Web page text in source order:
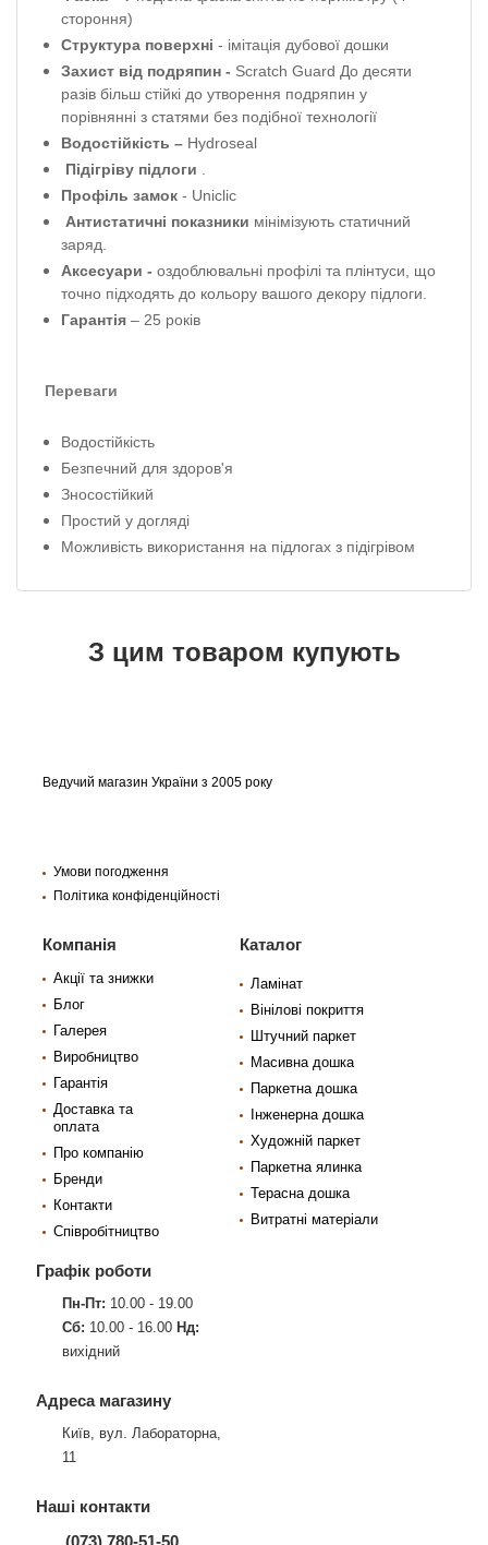
стороння)
Структура поверхні - імітація дубової дошки
Захист від подряпин - Scratch Guard До десяти
разів більш стійкі до утворення подряпин у
порівнянні з статями без подібної технології
Водостійкість – Hydroseal
Підігріву підлоги
Профіль замок - Uniclic
Антистатичні показники мінімізують статичний
заряд.
Аксесуари - оздоблювальні профілі та плінтуси, що
точно підходять до кольору вашого декору підлоги.
Гарантія – 25 років
Переваги
Водостійкість
Безпечний для здоров'я
Зносостійкий
Простий у догляді
Можливість використання на підлогах з підігрівом
З цим товаром купують
Ведучий магазин України з 2005 року
Умови погодження
Політика конфіденційності
Компанія
Акції та знижки
Блог
Галерея
Виробництво
Гарантія
Доставка та
оплата
Про компанію
Бренди
Контакти
Співробітництво
Каталог
Ламінат
Вінілові покриття
Штучний паркет
Масивна дошка
Паркетна дошка
Інженерна дошка
Художній паркет
Паркетна ялинка
Терасна дошка
Витратні матеріали
Графік роботи
Пн-Пт: 10.00 - 19.00
Сб: 10.00 - 16.00 Нд:
вихідний
Адреса магазину
Київ, вул. Лабораторна,
11
Наші контакти
(073) 780-51-50